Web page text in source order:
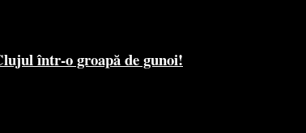
într-o groapă de gunoi!